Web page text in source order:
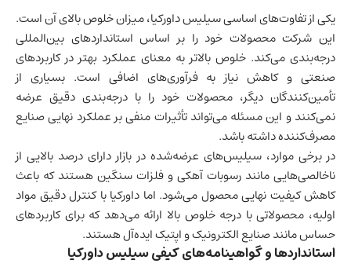
یکی از تفاوت‌های اساسی سیلیس داورکیا، میزان خلوص بالای آن است.
این شرکت محصولات خود را بر اساس استانداردهای بین‌المللی
درجه‌بندی می‌کند. خلوص بالاتر به معنای عملکرد بهتر در کاربردهای
صنعتی و کاهش نیاز به فرآوری‌های اضافی است. بسیاری از
تأمین‌کنندگان دیگر، محصولات خود را با درجه‌بندی دقیق عرضه
نمی‌کنند و این مسئله می‌تواند تأثیرات منفی بر عملکرد نهایی صنایع
مصرف‌کننده داشته باشد.
در برخی موارد، سیلیس‌های عرضه‌شده در بازار دارای درصد بالایی از
ناخالصی‌هایی مانند رسوبات آهکی و فلزات سنگین هستند که باعث
کاهش کیفیت نهایی محصول می‌شود. اما داورکیا با کنترل دقیق مواد
اولیه، محصولاتی با درجه خلوص بالا ارائه می‌دهد که برای کاربردهای
حساس مانند صنایع الکترونیک و اپتیک ایده‌آل هستند.
استانداردها و گواهینامه‌های کیفی سیلیس داورکیا